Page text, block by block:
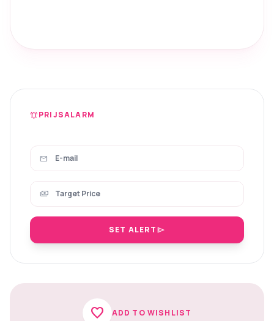
notifications_activePRIJSALARM
mail
payments
SET ALERTsend
favorite ADD TO WISHLIST